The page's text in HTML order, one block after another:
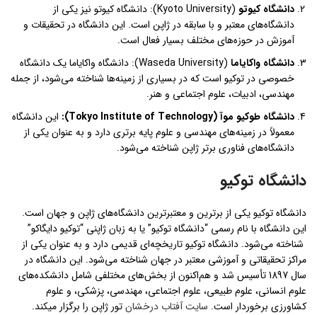
دانشگاه کیوتو
(Kyoto University): دانشگاه کیوتو نیز یکی از
دانشگاه‌های معتبر و با سابقه در ژاپن است. این دانشگاه در تحقیقات و
آموزش در حوزه‌های مختلف بسیار فعال است.
دانشگاه واکایاما
(Waseda University): دانشگاه واکایاما یک دانشگاه
خصوصی در توکیو است که در بسیاری از زمینه‌ها شناخته می‌شود، از جمله
مهندسی، ادبیات، علوم اجتماعی و هنر.
دانشگاه طوکیو موآ(Tokyo Institute of Technology):
این دانشگاه
معمولاً در زمینه‌های مهندسی و علوم پایه برتری دارد و به عنوان یکی از
دانشگاه‌های فناوری برتر ژاپن شناخته می‌شود.
دانشگاه توکیو
دانشگاه توکیو یکی از برترین و معتبرترین دانشگاه‌های ژاپن و جهان است.
این دانشگاه با نام رسمی “دانشگاه توکیو” یا به زبان ژاپنی “توکیو دایگاکو”
شناخته می‌شود. دانشگاه توکیو تاریخچه‌ای قدیمی دارد و به عنوان یکی از
مراکز تحقیقاتی و آموزشی معتبر در جهان شناخته می‌شود. این دانشگاه در
سال 1897 تأسیس شد و هم‌اکنون از بخش‌های مختلفی شامل دانشکده‌های
علوم انسانی، علوم طبیعی، علوم اجتماعی، مهندسی، پزشکی، و علوم
کشاورزی برخوردار است. سایت آفتاب درخشانتور ژاپن را برگزار میکند.